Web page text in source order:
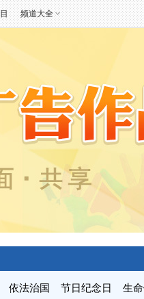
频道大全
依法治国 节日纪念日 生